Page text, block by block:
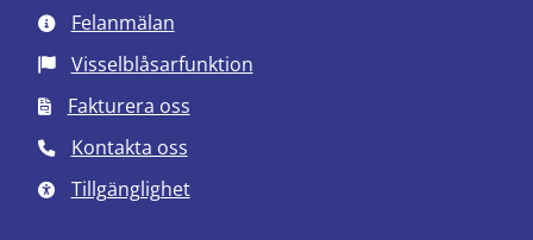
Felanmälan
Visselblåsarfunktion
Fakturera oss
Kontakta oss
Tillgänglighet